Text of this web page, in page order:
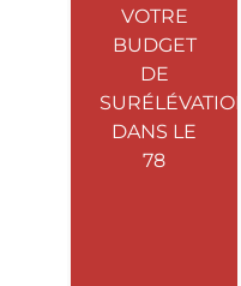
VOTRE
BUDGET
DE
SURÉLÉVATION
DANS LE
78